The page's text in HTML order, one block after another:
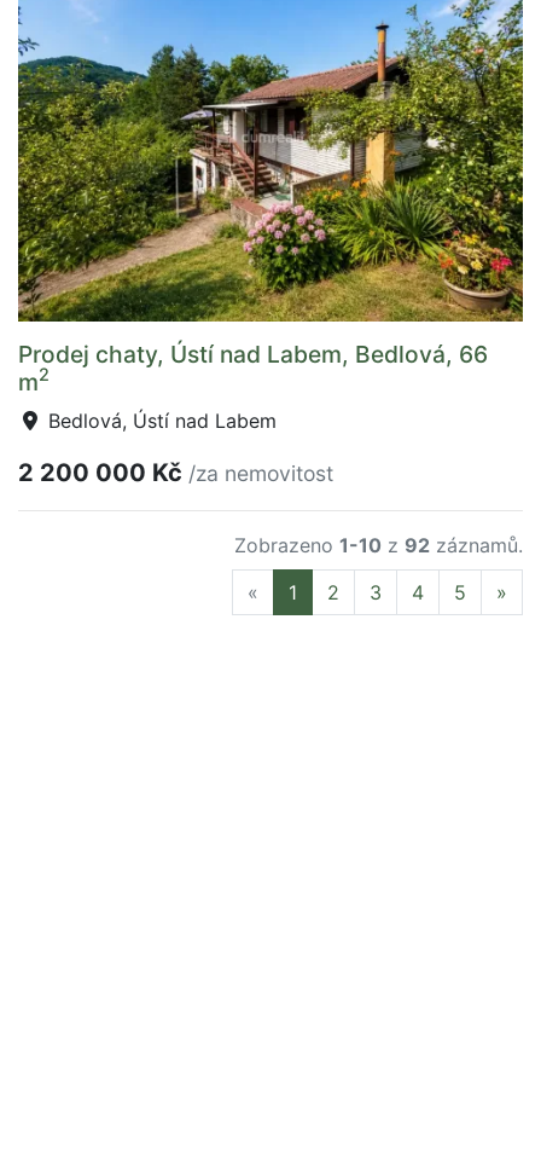
Prodej chaty, Ústí nad Labem, Bedlová, 66
m2
Bedlová, Ústí nad Labem
2 200 000 Kč /za nemovitost
Zobrazeno 1-10 z 92 záznamů.
« Previous
1 2 3 4 5 »